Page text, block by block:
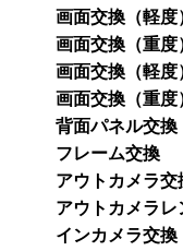
画面交換（軽度
画面交換（重度
画面交換（軽度
画面交換（重度
背面パネル交換
フレーム交換
アウトカメラ交
アウトカメラレ
インカメラ交換